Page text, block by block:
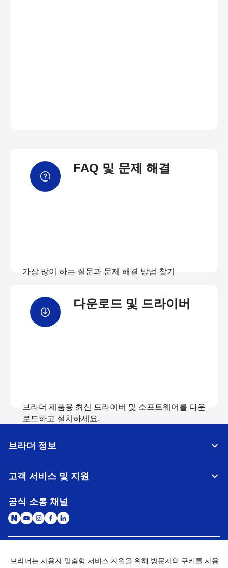
FAQ 및 문제 해결
가장 많이 하는 질문과 문제 해결 방법 찾기
FAQ 보기
다운로드 및 드라이버
브라더 제품용 최신 드라이버 및 소프트웨어를 다운
로드하고 설치하세요.
브라더 정보
고객 서비스 및 지원
공식 소통 채널
대한민국 글로벌 네트워크
브라더는 사용자 맞춤형 서비스 지원을 위해 방문자의 쿠키를 사용